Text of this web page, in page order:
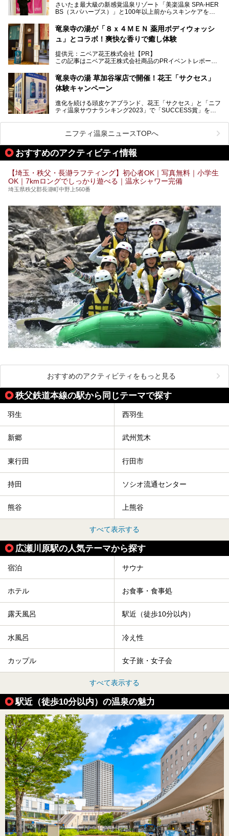
湯舞音らしいサウナにこだわった遊び心満点の"銭湯×屋外サ
ウナ"施設で、男女別のお風呂のほか、水着やサウナ着で楽
ど、ユニークなポイントがいっぱい！
オープン前取材に行ってきましたので、早速どこより詳しく
紹介しちゃいます！
さいたま最大級の新感覚温泉リゾート「美楽温泉 SPA-HER
BS（スパハーブス）」と100年以上前からスキンケアを考
読者モデルやインスタグラマーとして活躍している、美容＆
スパ大好きの畑瀬愛さんと取材してきました。
提供元：ニベア花王株式会社【PR】
この記事はニベア花王株式会社商品のPRイベントレポート
竜泉寺の湯が「８ｘ４ＭＥＮ 薬用ボディウォッシ
ュ」とコラボ！爽快な香りで癒し体験
提供元：ニベア花王株式会社【PR】
この記事はニベア花王株式会社商品のPRイベントレポート
ーーー
注目のボディウォッシュアイテム「８ｘ４ＭＥＮ 薬用ボデ
全国総合2位にランクインした人気温浴施設「竜泉寺の湯 草
加谷塚店」がコラボイベントを期間限定で開催中ということ
気になるその内容をチェックしてきました！
竜泉寺の湯 草加谷塚店で開催！花王「サクセス」
体験キャンペーン
進化を続ける頭皮ケアブランド、花王「サクセス」と「ニフ
ティ温泉サウナランキング2023」で「SUCCESS賞」を獲
ベントを開催。
早速訪問し、気になるその内容を取材してきました！
───
提供元：花王株式会社【PR】
す。
ニフティ温泉ニュースTOPへ
おすすめのアクティビティ情報
【埼玉・秩父・長瀞ラフティング】初心者OK｜写真無料｜小学生
OK｜7kmロングでしっかり遊べる｜温水シャワー完備
埼玉県秩父郡長瀞町中野上560番
おすすめのアクティビティをもっと見る
秩父鉄道本線の駅から同じテーマで探す
羽生 西羽生
新郷 武州荒木
東行田 行田市
持田 ソシオ流通センター
熊谷 上熊谷
すべて表示する
広瀬川原駅の人気テーマから探す
宿泊 サウナ
ホテル お食事・食事処
露天風呂 駅近（徒歩10分以内）
水風呂 冷え性
カップル 女子旅・女子会
すべて表示する
駅近（徒歩10分以内）の温泉の魅力